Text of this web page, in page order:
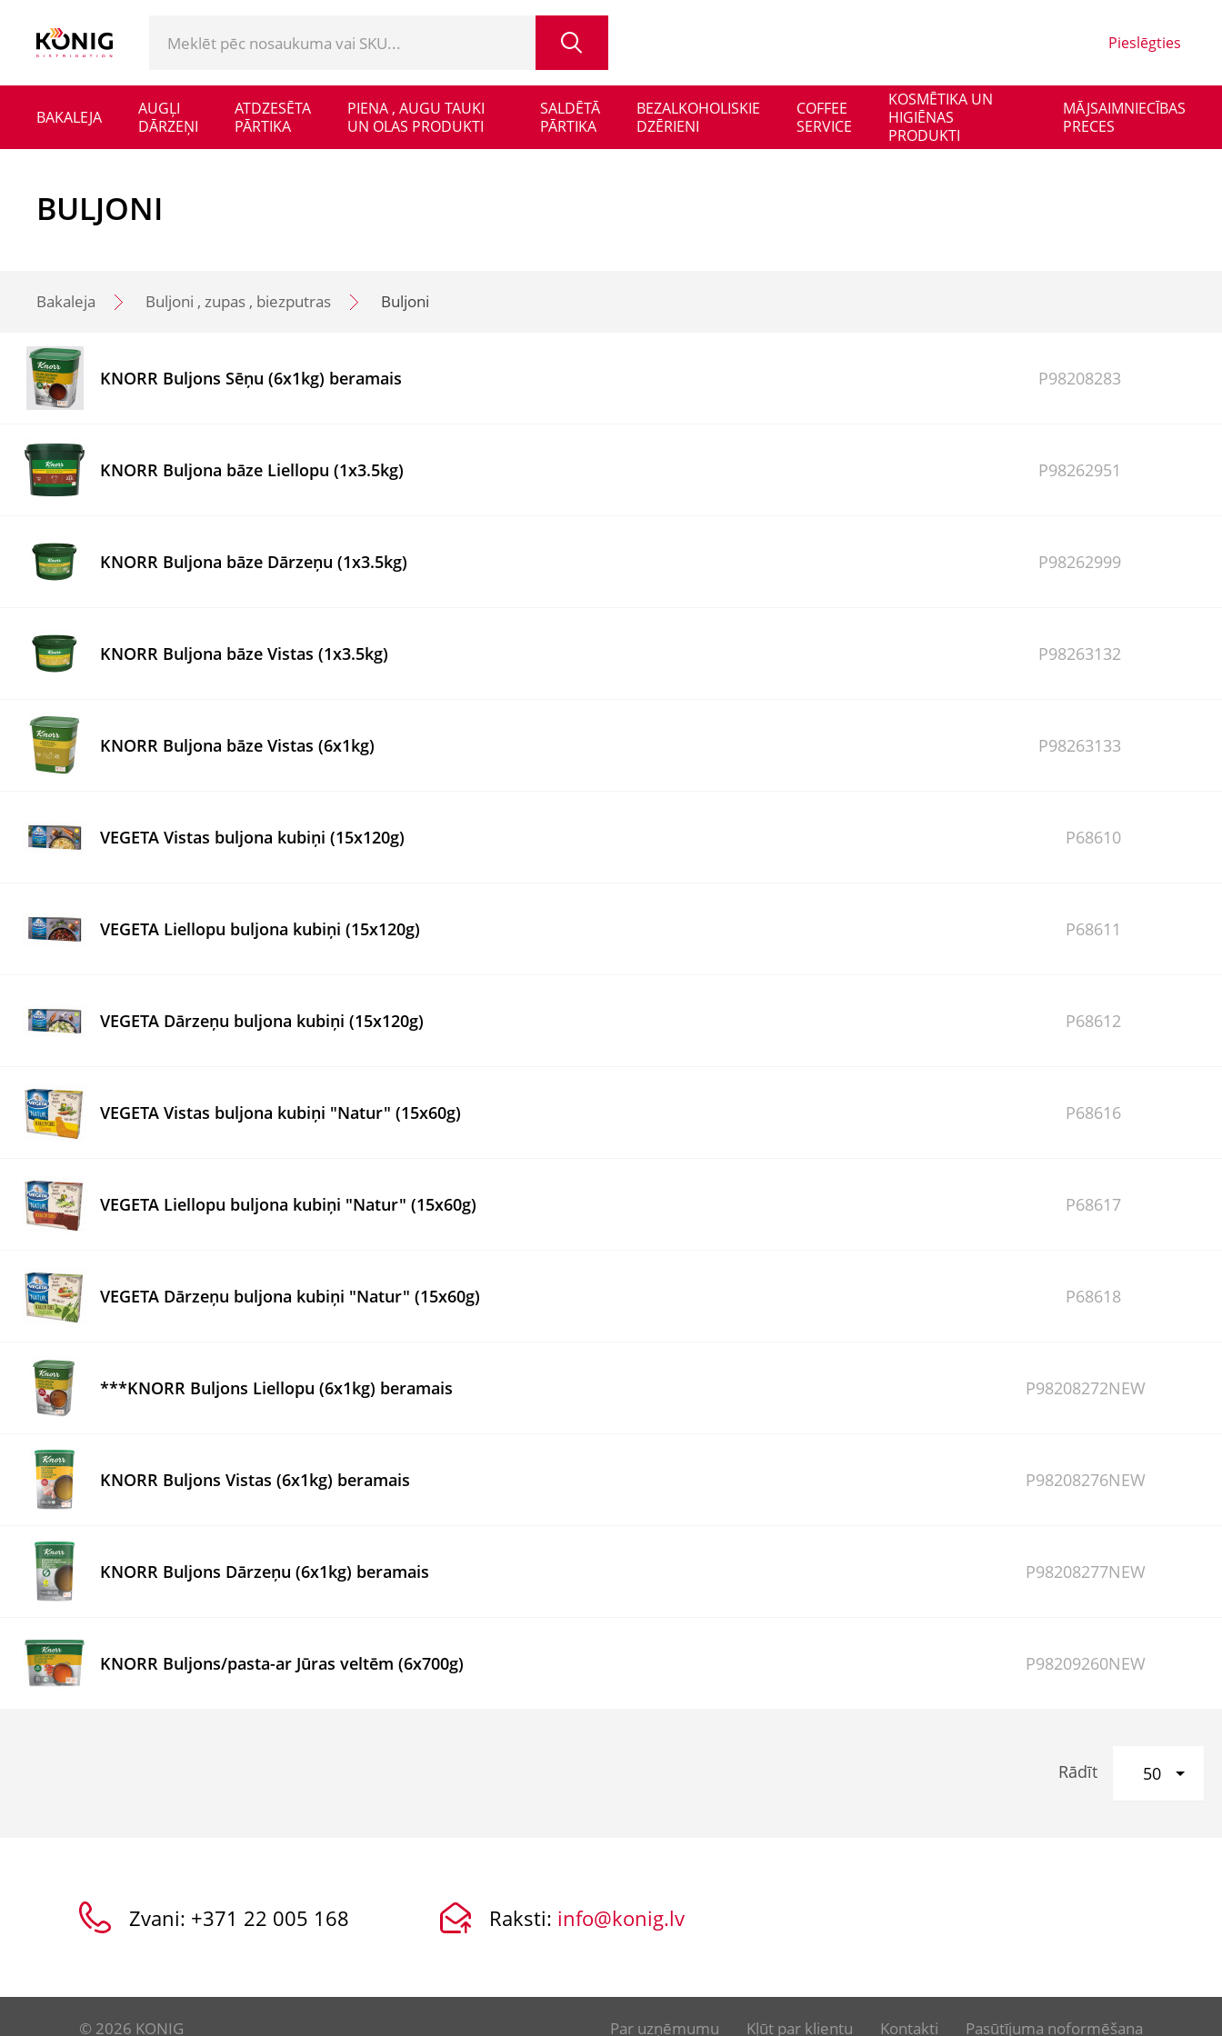
Pieslēgties
BAKALEJA
AUGĻI
DĀRZEŅI
ATDZESĒTA
PĀRTIKA
PIENA , AUGU TAUKI
UN OLAS PRODUKTI
SALDĒTĀ
PĀRTIKA
BEZALKOHOLISKIE
DZĒRIENI
COFFEE
SERVICE
KOSMĒTIKA UN
HIGIĒNAS
PRODUKTI
MĀJSAIMNIECĪBAS
PRECES
BULJONI
Bakaleja Buljoni , zupas , biezputras Buljoni
KNORR Buljons Sēņu (6x1kg) beramais P98208283
KNORR Buljona bāze Liellopu (1x3.5kg) P98262951
KNORR Buljona bāze Dārzeņu (1x3.5kg) P98262999
KNORR Buljona bāze Vistas (1x3.5kg) P98263132
KNORR Buljona bāze Vistas (6x1kg) P98263133
VEGETA Vistas buljona kubiņi (15x120g) P68610
VEGETA Liellopu buljona kubiņi (15x120g) P68611
VEGETA Dārzeņu buljona kubiņi (15x120g) P68612
VEGETA Vistas buljona kubiņi "Natur" (15x60g) P68616
VEGETA Liellopu buljona kubiņi "Natur" (15x60g) P68617
VEGETA Dārzeņu buljona kubiņi "Natur" (15x60g) P68618
***KNORR Buljons Liellopu (6x1kg) beramais P98208272NEW
KNORR Buljons Vistas (6x1kg) beramais P98208276NEW
KNORR Buljons Dārzeņu (6x1kg) beramais P98208277NEW
KNORR Buljons/pasta-ar Jūras veltēm (6x700g) P98209260NEW
Rādīt 50
Zvani: +371 22 005 168 Raksti: info@konig.lv
© 2026 KONIG Par uzņēmumu Kļūt par klientu Kontakti Pasūtījuma noformēšana